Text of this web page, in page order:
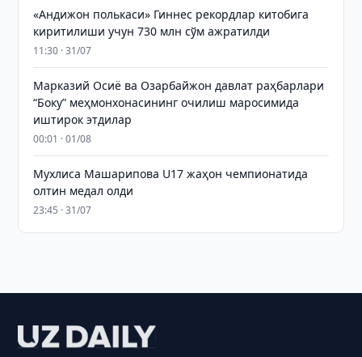
«Андижон полькаси» Гиннес рекордлар китобига
киритилиши учун 730 млн сўм ажратилди
11:30 · 31/07
Марказий Осиё ва Озарбайжон давлат раҳбарлари
“Боку” меҳмонхонасининг очилиш маросимида
иштирок этдилар
00:01 · 01/08
Мухлиса Машарипова U17 жаҳон чемпионатида
олтин медал олди
23:45 · 31/07